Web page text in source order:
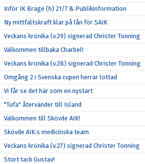
Inför IK Brage (h) 21/7 & Publikinformation
Ny mittfältskraft klar på lån för SAIK
Veckans krönika (v.29) signerad Christer Tonning
Välkommen tillbaka Charbel!
Veckans krönika (v.28) signerad Christer Tonning
Omgång 2 i Svenska cupen herrar lottad
Vi får se det här som en nystart
"Tufa" återvänder till Island
Välkommen till Skövde AIK!
Skövde AIK:s medicinska team
Veckans krönika (v.27) signerad Christer Tonning
Stort tack Gustav!